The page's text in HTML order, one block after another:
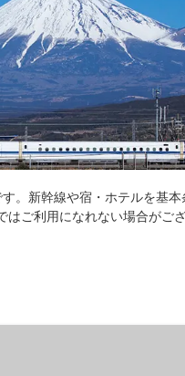
。新幹線や宿・ホテルを基
ご利用になれない場合がご